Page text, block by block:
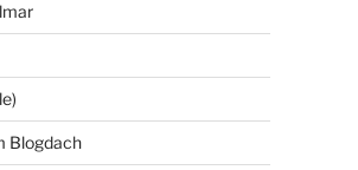
Blogdach